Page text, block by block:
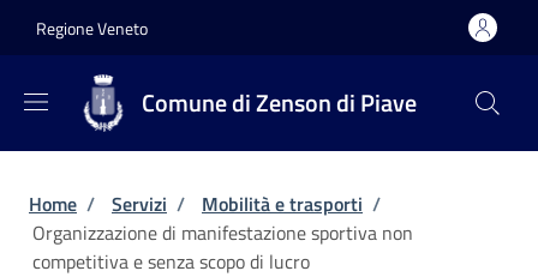
Regione Veneto
Comune di Zenson di Piave
Briciole di pane
Home / Servizi / Mobilità e trasporti /
Organizzazione di manifestazione sportiva non
competitiva e senza scopo di lucro